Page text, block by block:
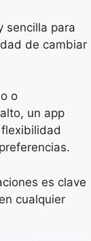
sencilla para
de cambiar
o
un app
es clave
cualquier